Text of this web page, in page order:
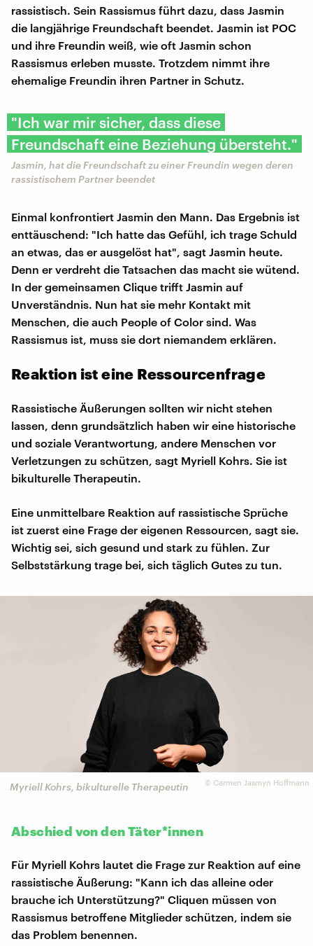
rassistisch. Sein Rassismus führt dazu, dass Jasmin
die langjährige Freundschaft beendet. Jasmin ist POC
und ihre Freundin weiß, wie oft Jasmin schon
Rassismus erleben musste. Trotzdem nimmt ihre
ehemalige Freundin ihren Partner in Schutz.
"Ich war mir sicher, dass diese
Freundschaft eine Beziehung übersteht."
Jasmin, hat die Freundschaft zu einer Freundin wegen deren
rassistischem Partner beendet
Einmal konfrontiert Jasmin den Mann. Das Ergebnis ist
enttäuschend: "Ich hatte das Gefühl, ich trage Schuld
an etwas, das er ausgelöst hat", sagt Jasmin heute.
Denn er verdreht die Tatsachen das macht sie wütend.
In der gemeinsamen Clique trifft Jasmin auf
Unverständnis. Nun hat sie mehr Kontakt mit
Menschen, die auch People of Color sind. Was
Rassismus ist, muss sie dort niemandem erklären.
Reaktion ist eine Ressourcenfrage
Rassistische Äußerungen sollten wir nicht stehen
lassen, denn grundsätzlich haben wir eine historische
und soziale Verantwortung, andere Menschen vor
Verletzungen zu schützen, sagt Myriell Kohrs. Sie ist
bikulturelle Therapeutin.
Eine unmittelbare Reaktion auf rassistische Sprüche
ist zuerst eine Frage der eigenen Ressourcen, sagt sie.
Wichtig sei, sich gesund und stark zu fühlen. Zur
Selbststärkung trage bei, sich täglich Gutes zu tun.
© Carmen Jasmyn Hoffmann
Myriell Kohrs, bikulturelle Therapeutin
Abschied von den Täter*innen
Für Myriell Kohrs lautet die Frage zur Reaktion auf eine
rassistische Äußerung: "Kann ich das alleine oder
brauche ich Unterstützung?" Cliquen müssen von
Rassismus betroffene Mitglieder schützen, indem sie
das Problem benennen.